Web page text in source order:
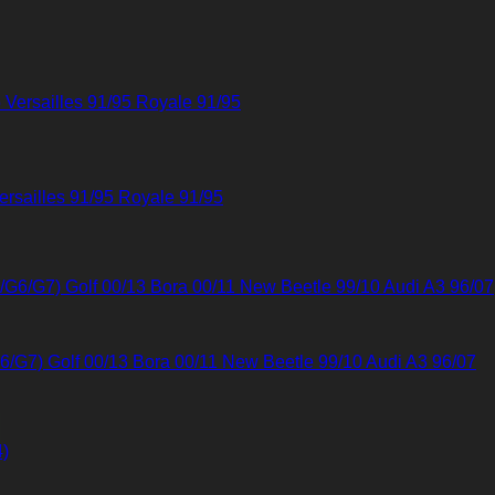
91/95 Royale 91/95
G7) Golf 00/13 Bora 00/11 New Beetle 99/10 Audi A3 96/07